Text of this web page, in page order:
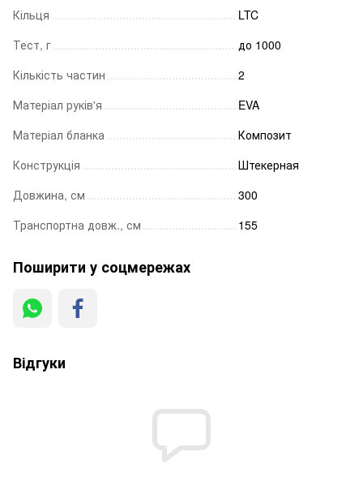
Кільця
LTC
Тест, г
до 1000
Кількість частин
2
Матеріал руків'я
EVA
Матеріал бланка
Композит
Конструкція
Штекерная
Довжина, см
300
Транспортна довж., см
155
Поширити у соцмережах
Відгуки